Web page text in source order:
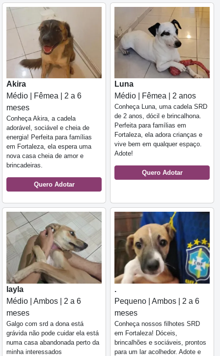
Akira
Médio | Fêmea | 2 a 6
meses
Conheça Akira, a cadela
adorável, sociável e cheia de
energia! Perfeita para famílias
em Fortaleza, ela espera uma
nova casa cheia de amor e
brincadeiras.
Quero Adotar
Luna
Médio | Fêmea | 2 anos
Conheça Luna, uma cadela SRD
de 2 anos, dócil e brincalhona.
Perfeita para famílias em
Fortaleza, ela adora crianças e
vive bem em qualquer espaço.
Adote!
Quero Adotar
layla
Médio | Ambos | 2 a 6
meses
Galgo com srd a dona está
grávida não pode cuidar ela está
numa casa abandonada perto da
minha interessados
.
Pequeno | Ambos | 2 a 6
meses
Conheça nossos filhotes SRD
em Fortaleza! Dóceis,
brincalhões e sociáveis, prontos
para um lar acolhedor. Adote e